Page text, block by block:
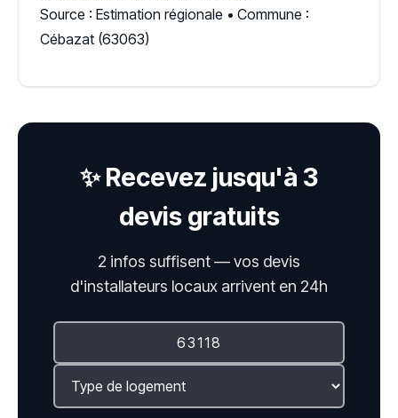
Source : Estimation régionale • Commune :
Cébazat (63063)
✨ Recevez jusqu'à 3
devis gratuits
2 infos suffisent — vos devis
d'installateurs locaux arrivent en 24h